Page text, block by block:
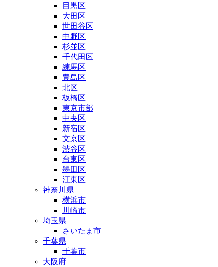
目黒区
大田区
世田谷区
中野区
杉並区
千代田区
練馬区
豊島区
北区
板橋区
東京市部
中央区
新宿区
文京区
渋谷区
台東区
墨田区
江東区
神奈川県
横浜市
川崎市
埼玉県
さいたま市
千葉県
千葉市
大阪府